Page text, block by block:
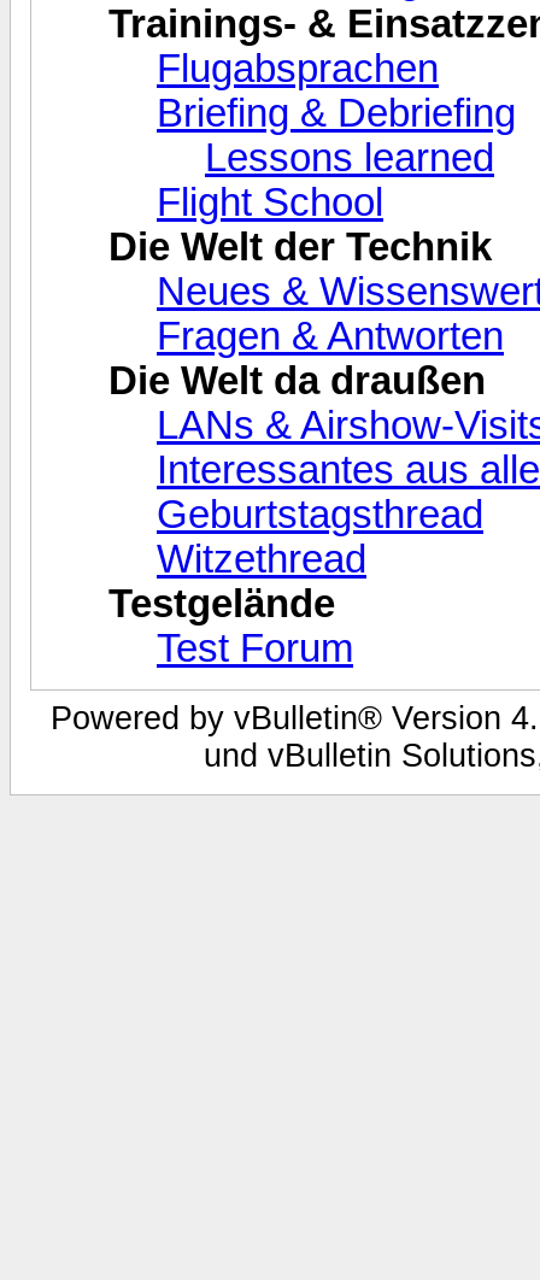
Trainings- &
Flugabsprachen
Briefing & Debriefing
Lessons learned
Flight School
Die Welt der Technik
Neues &
Fragen & Antworten
Die Welt da draußen
LANs & Airshow-
Interessantes aus
Geburtstagsthread
Witzethread
Testgelände
Test Forum
Powered by vBulletin® Version
und vBulletin